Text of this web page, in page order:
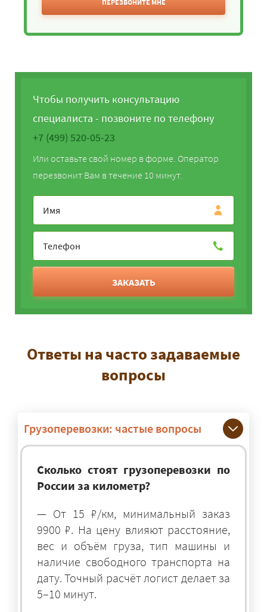
ПЕРЕЗВОНИТЕ МНЕ
Чтобы получить консультацию
специалиста - позвоните по телефону
+7 (499) 520-05-23
Или оставьте свой номер в форме. Оператор
перезвонит Вам в течение 10 минут.
ЗАКАЗАТЬ
Ответы на часто задаваемые
вопросы
Грузоперевозки: частые вопросы
Сколько стоят грузоперевозки по
России за километр?
— От 15 ₽/км, минимальный заказ
9900 ₽. На цену влияют расстояние,
вес и объём груза, тип машины и
наличие свободного транспорта на
дату. Точный расчёт логист делает за
5–10 минут.